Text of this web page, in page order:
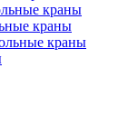
краны
краны
краны